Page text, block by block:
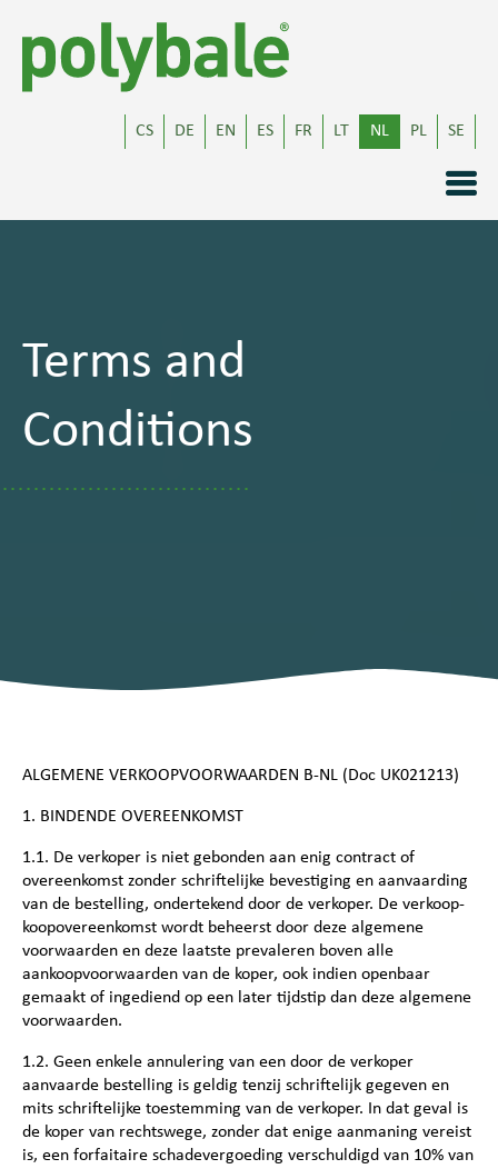
CS DE EN ES FR LT NL PL SE
Terms and
Conditions
ALGEMENE VERKOOPVOORWAARDEN B-NL (Doc UK021213)
1. BINDENDE OVEREENKOMST
1.1. De verkoper is niet gebonden aan enig contract of
overeenkomst zonder schriftelijke bevestiging en aanvaarding
van de bestelling, ondertekend door de verkoper. De verkoop-
koopovereenkomst wordt beheerst door deze algemene
voorwaarden en deze laatste prevaleren boven alle
aankoopvoorwaarden van de koper, ook indien openbaar
gemaakt of ingediend op een later tijdstip dan deze algemene
voorwaarden.
1.2. Geen enkele annulering van een door de verkoper
aanvaarde bestelling is geldig tenzij schriftelijk gegeven en
mits schriftelijke toestemming van de verkoper. In dat geval is
de koper van rechtswege, zonder dat enige aanmaning vereist
is, een forfaitaire schadevergoeding verschuldigd van 10% van